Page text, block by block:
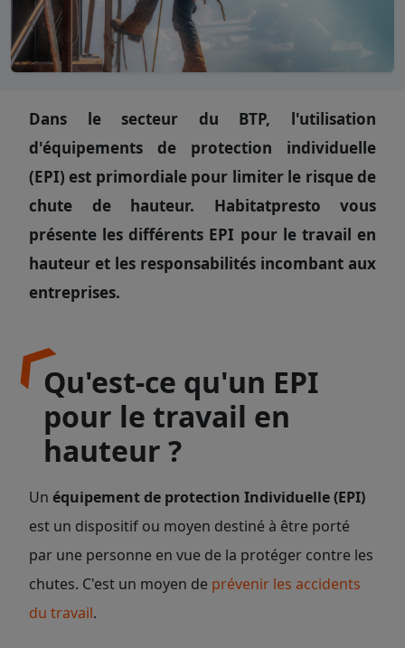
Dans le secteur du BTP, l'utilisation
d'équipements de protection individuelle
(EPI) est primordiale pour limiter le risque de
chute de hauteur. Habitatpresto vous
présente les différents EPI pour le travail en
hauteur et les responsabilités incombant aux
entreprises.
Qu'est-ce qu'un EPI
pour le travail en
hauteur ?
Un équipement de protection Individuelle (EPI)
est un dispositif ou moyen destiné à être porté
par une personne en vue de la protéger contre les
chutes. C'est un moyen de prévenir les accidents
du travail.